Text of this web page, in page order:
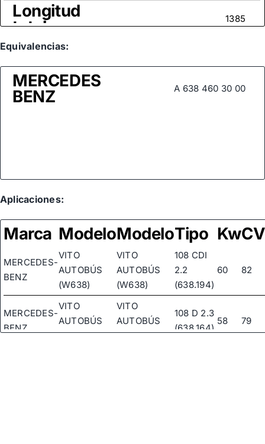
Longitud
total 1385
Tamaño
rosca
Medida de
rosca (rótula
Equivalencias:
MERCEDES
BENZ A 638 460 30 00
Aplicaciones:
Marca ModeloModeloTipo KwCV
MERCEDES-
BENZ
VITO
AUTOBÚS
(W638)
VITO
AUTOBÚS
(W638)
108 CDI
2.2
(638.194)
60 82
MERCEDES-
BENZ
VITO
AUTOBÚS
(W638)
VITO
AUTOBÚS
(W638)
108 D 2.3
(638.164)
58 79